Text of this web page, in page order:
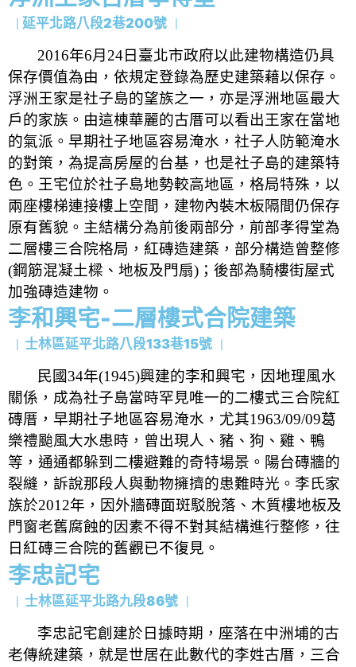
延平北路八段2巷200號
2016年6月 24日臺北市政府以此建物構造仍具
保存價值為由，依規定登錄為歷史建築藉以保存。
浮洲王家是社子島的望族之一，亦是浮洲地區最大
戶的家族。由這棟華麗的古厝可以看出王家在當地
的氣派。早期社子地區容易淹水，社子人防範淹水
的對策，為提高房屋的台基，也是社子島的建築特
色。王宅位於社子島地勢較高地區，格局特殊，以
兩座樓梯連接樓上空間，建物內裝木板隔間仍保存
原有舊貌。主結構分為前後兩部分，前部孝得堂為
二層樓三合院格局，紅磚造建築，部分構造曾整修
(鋼筋混凝土樑、地板及門扇) ；後部為騎樓街屋式
加強磚造建物。
李和興宅-二層樓式合院建築
士林區延平北路八段133巷15號
民國34年(1945)興建的李和興宅，因地理風水
關係，成為社子島當時罕見唯一的二樓式三合院紅
磚厝，早期社子地區容易淹水，尤其1963/09/09葛
樂禮颱風大水患時，曾出現人、豬、狗、雞、鴨
等，通通都躲到二樓避難的奇特場景。陽台磚牆的
裂縫，訴說那段人與動物擁擠的患難時光。李氏家
族於2012年，因外牆磚面斑駁脫落、木質樓地板及
門窗老舊腐蝕的因素不得不對其結構進行整修，往
日紅磚三合院的舊觀已不復見。
李忠記宅
士林區延平北路九段86號
李忠記宅創建於日據時期，座落在中洲埔的古
老傳統建築，就是世居在此數代的李姓古厝，三合